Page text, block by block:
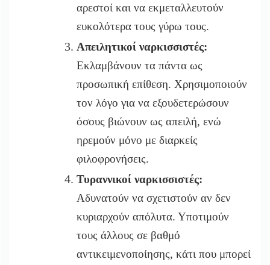
αρεστοί και να εκμεταλλευτούν
ευκολότερα τους γύρω τους.
Απειλητικοί ναρκισσιστές:
Εκλαμβάνουν τα πάντα ως
προσωπική επίθεση. Χρησιμοποιούν
τον λόγο για να εξουδετερώσουν
όσους βιώνουν ως απειλή, ενώ
ηρεμούν μόνο με διαρκείς
φιλοφρονήσεις.
Τυραννικοί ναρκισσιστές:
Αδυνατούν να σχετιστούν αν δεν
κυριαρχούν απόλυτα. Υποτιμούν
τους άλλους σε βαθμό
αντικειμενοποίησης, κάτι που μπορεί